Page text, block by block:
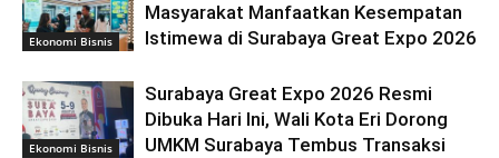
Ekonomi Bisnis
Masyarakat Manfaatkan Kesempatan
Istimewa di Surabaya Great Expo 2026
Ekonomi Bisnis
Surabaya Great Expo 2026 Resmi
Dibuka Hari Ini, Wali Kota Eri Dorong
UMKM Surabaya Tembus Transaksi